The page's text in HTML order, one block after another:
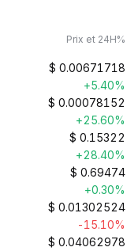
Prix et 24H%
$ 0.00671718
+5.40%
$ 0.00078152
+25.60%
$ 0.15322
+28.40%
$ 0.69474
+0.30%
$ 0.01302524
-15.10%
$ 0.04062978